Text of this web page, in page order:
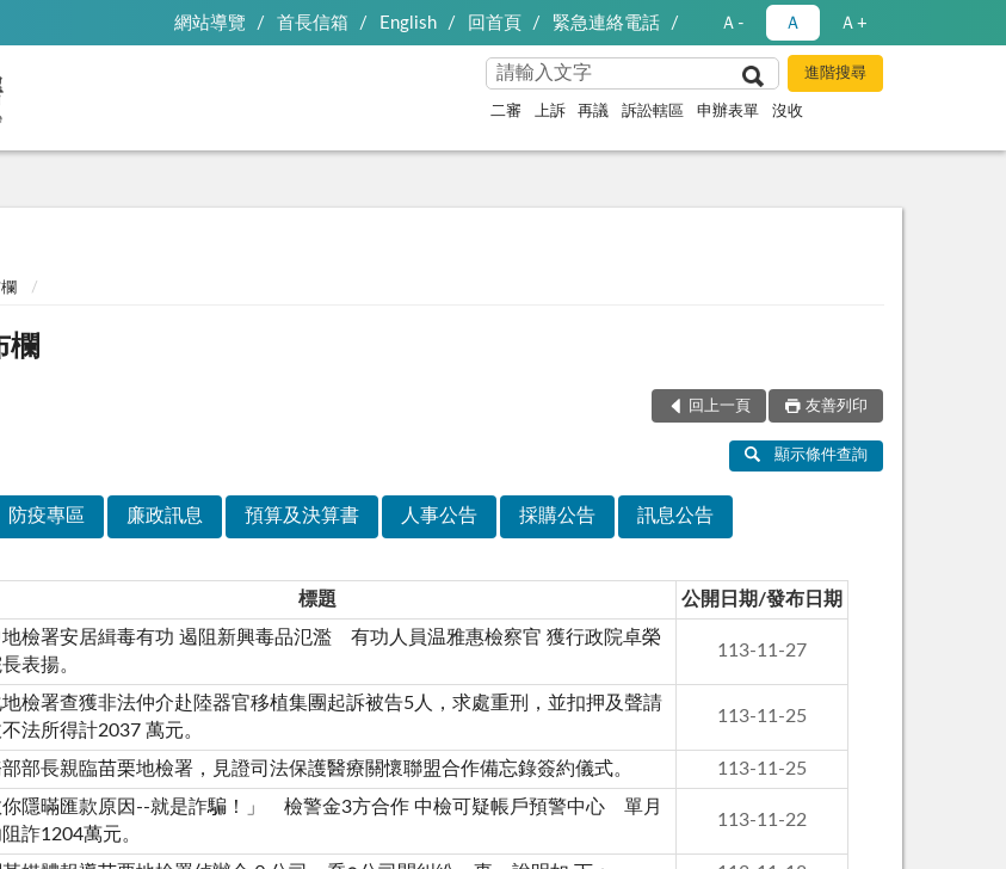
網站導覽 首長信箱 English 回首頁 緊急連絡電話 Ａ- Ａ Ａ+
二審 上訴 再議 訴訟轄區 申辦表單 沒收
欄
回上一頁 友善列印
顯示條件查詢
防疫專區 廉政訊息 預算及決算書 人事公告 採購公告 訊息公告
標題 公開日期/發布日期
檢署安居緝毒有功 遏阻新興毒品氾濫 有功人員温雅惠檢察官 獲行政院卓榮
表揚。
113-11-27
檢署查獲非法仲介赴陸器官移植集團起訴被告5人，求處重刑，並扣押及聲請
法所得計2037 萬元。
113-11-25
部長親臨苗栗地檢署，見證司法保護醫療關懷聯盟合作備忘錄簽約儀式。 113-11-25
你隱暪匯款原因--就是詐騙！」 檢警金3方合作 中檢可疑帳戶預警中心 單月
詐1204萬元。
113-11-22